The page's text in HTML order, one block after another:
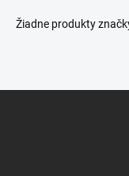
Žiadne produkty